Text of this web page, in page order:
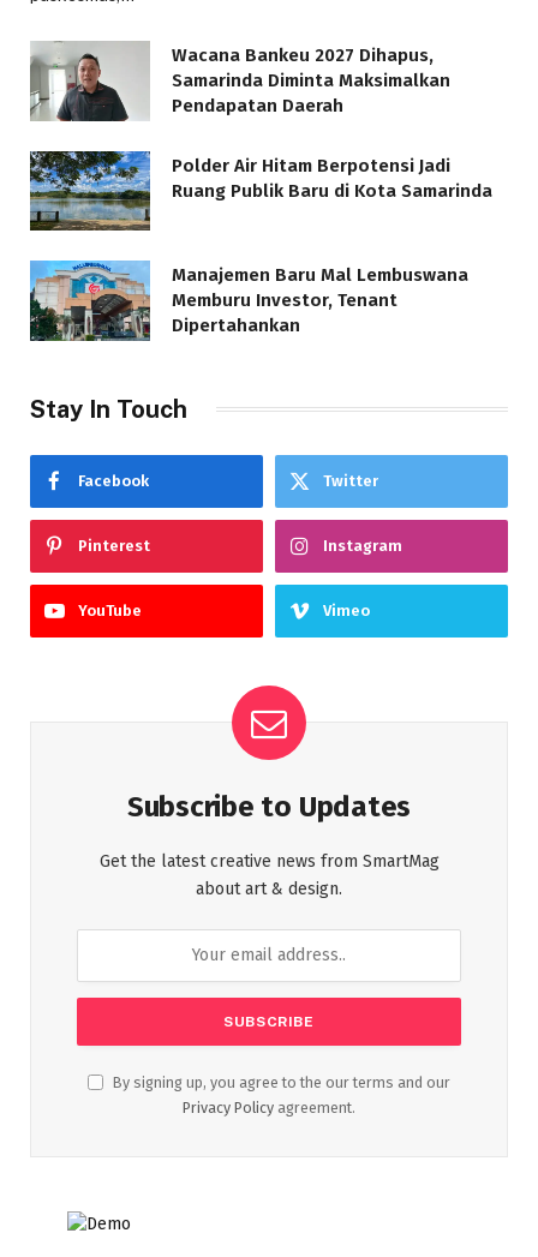
Wacana Bankeu 2027 Dihapus,
Samarinda Diminta Maksimalkan
Pendapatan Daerah
Polder Air Hitam Berpotensi Jadi
Ruang Publik Baru di Kota Samarinda
Manajemen Baru Mal Lembuswana
Memburu Investor, Tenant
Dipertahankan
Stay In Touch
Facebook Twitter
Pinterest Instagram
YouTube Vimeo
Subscribe to Updates
Get the latest creative news from SmartMag
about art & design.
By signing up, you agree to the our terms and our
Privacy Policy agreement.